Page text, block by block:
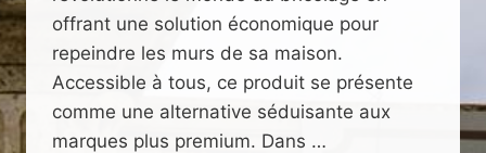
offrant une solution économique pour
repeindre les murs de sa maison.
Accessible à tous, ce produit se présente
comme une alternative séduisante aux
marques plus premium. Dans …